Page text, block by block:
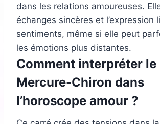
dans les relations amoureuses.
échanges sincères et l’expression
sentiments, même si elle peut
les émotions plus distantes.
Comment interpréter le
Mercure-Chiron dans
l’horoscope amour ?